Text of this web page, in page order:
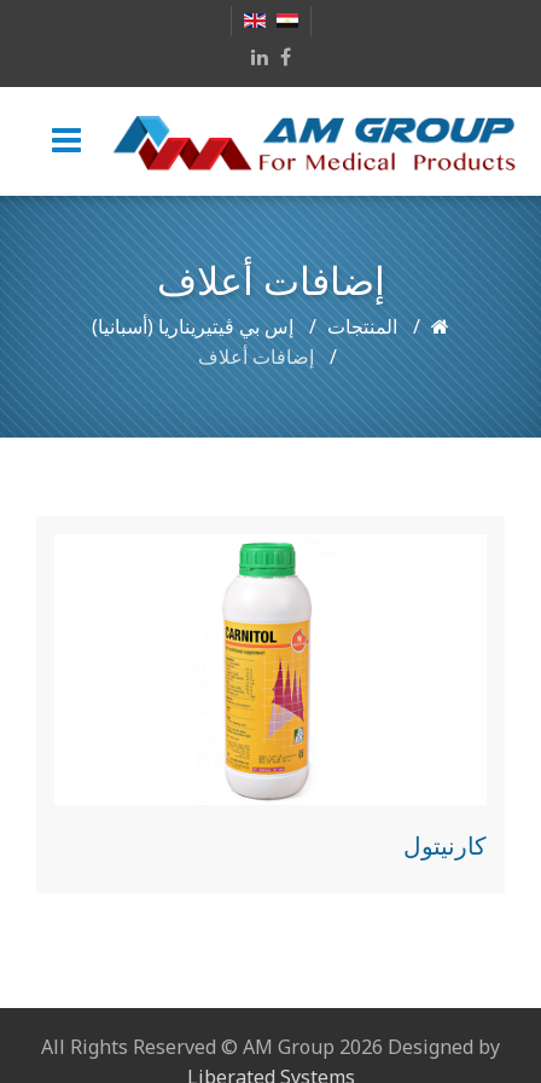
إضافات أعلاف
المنتجات
إس بي ڤيتيريناريا (أسبانيا)
إضافات أعلاف
كارنيتول
All Rights Reserved © AM Group 2026 Designed by
Liberated Systems